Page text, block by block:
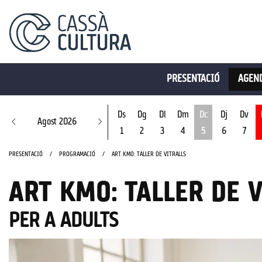
PRESENTACIÓ
Agost 2026
Ds
1
Dg
2
Dl
3
Dm
4
Dc
5
Dj
6
Dv
7
PRESENTACIÓ PROGRAMACIÓ ART KM0: TALLER DE VITRALLS
ART KM0: TALLER DE
PER A ADULTS